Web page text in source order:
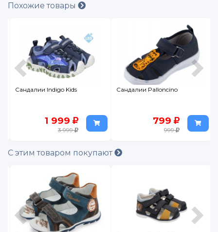
Похожие товары
Сандалии Palloncino
799
999
Сандалии Palloncino
499
999
С этим товаром покупают